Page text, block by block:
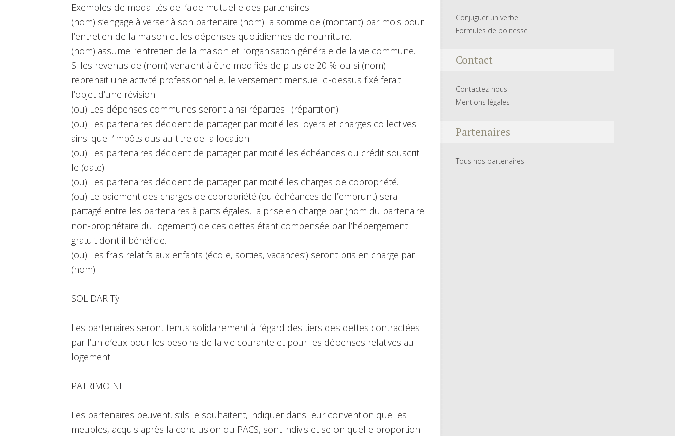
Exemples de modalités de l’aide mutuelle des partenaires
(nom) s’engage à verser à son partenaire (nom) la somme de (montant) par mois pour
l’entretien de la maison et les dépenses quotidiennes de nourriture.
(nom) assume l’entretien de la maison et l’organisation générale de la vie commune.
Si les revenus de (nom) venaient à être modifiés de plus de 20 % ou si (nom)
reprenait une activité professionnelle, le versement mensuel ci-dessus fixé ferait
l’objet d’une révision.
(ou) Les dépenses communes seront ainsi réparties : (répartition)
(ou) Les partenaires décident de partager par moitié les loyers et charges collectives
ainsi que l’impôts dus au titre de la location.
(ou) Les partenaires décident de partager par moitié les échéances du crédit souscrit
le (date).
(ou) Les partenaires décident de partager par moitié les charges de copropriété.
(ou) Le paiement des charges de copropriété (ou échéances de l’emprunt) sera
partagé entre les partenaires à parts égales, la prise en charge par (nom du partenaire
non-propriétaire du logement) de ces dettes étant compensée par l’hébergement
gratuit dont il bénéficie.
(ou) Les frais relatifs aux enfants (école, sorties, vacances’) seront pris en charge par
(nom).
SOLIDARITÿ
Les partenaires seront tenus solidairement à l’égard des tiers des dettes contractées
par l’un d’eux pour les besoins de la vie courante et pour les dépenses relatives au
logement.
PATRIMOINE
Les partenaires peuvent, s’ils le souhaitent, indiquer dans leur convention que les
meubles, acquis après la conclusion du PACS, sont indivis et selon quelle proportion.
Conjuguer un verbe
Formules de politesse
Contact
Contactez-nous
Mentions légales
Partenaires
Tous nos partenaires